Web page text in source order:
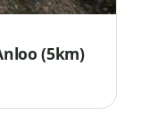
(5km)